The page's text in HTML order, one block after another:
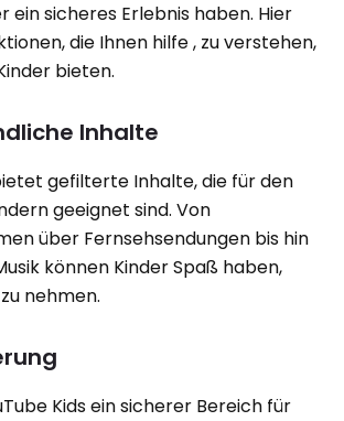
ein sicheres Erlebnis haben. Hier
die Ihnen hilfe , zu verstehen,
bieten.
Inhalte
gefilterte Inhalte, die für den
geeignet sind. Von
über Fernsehsendungen bis hin
können Kinder Spaß haben,
nehmen.
Kids ein sicherer Bereich für